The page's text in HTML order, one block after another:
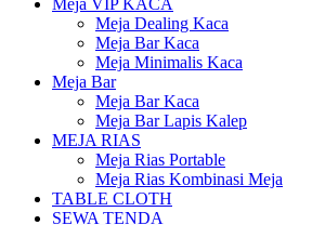
Meja VIP KACA
Meja Dealing Kaca
Meja Bar Kaca
Meja Minimalis Kaca
Meja Bar
Meja Bar Kaca
Meja Bar Lapis Kalep
MEJA RIAS
Meja Rias Portable
Meja Rias Kombinasi Meja
TABLE CLOTH
SEWA TENDA